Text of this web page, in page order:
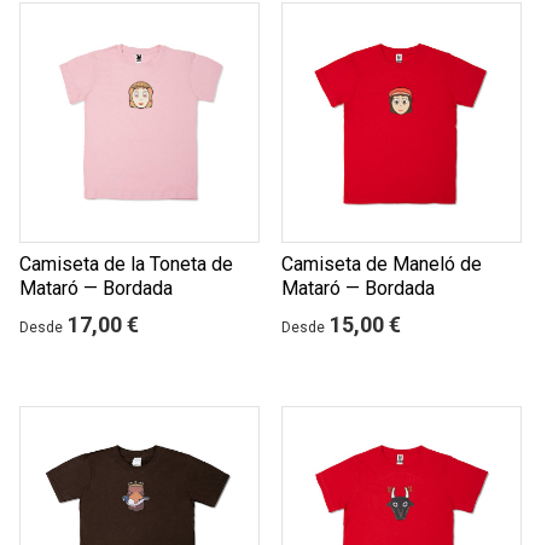
Camiseta de la Toneta de
Mataró — Bordada
Desde 17,00 €
Camiseta de Maneló de
Mataró — Bordada
Desde 15,00 €